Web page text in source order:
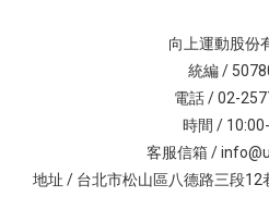
向上運動股份
統編 /
電話 / 02-
時間 /
客服信箱 /
地址 / 台北市松山區八德路三段